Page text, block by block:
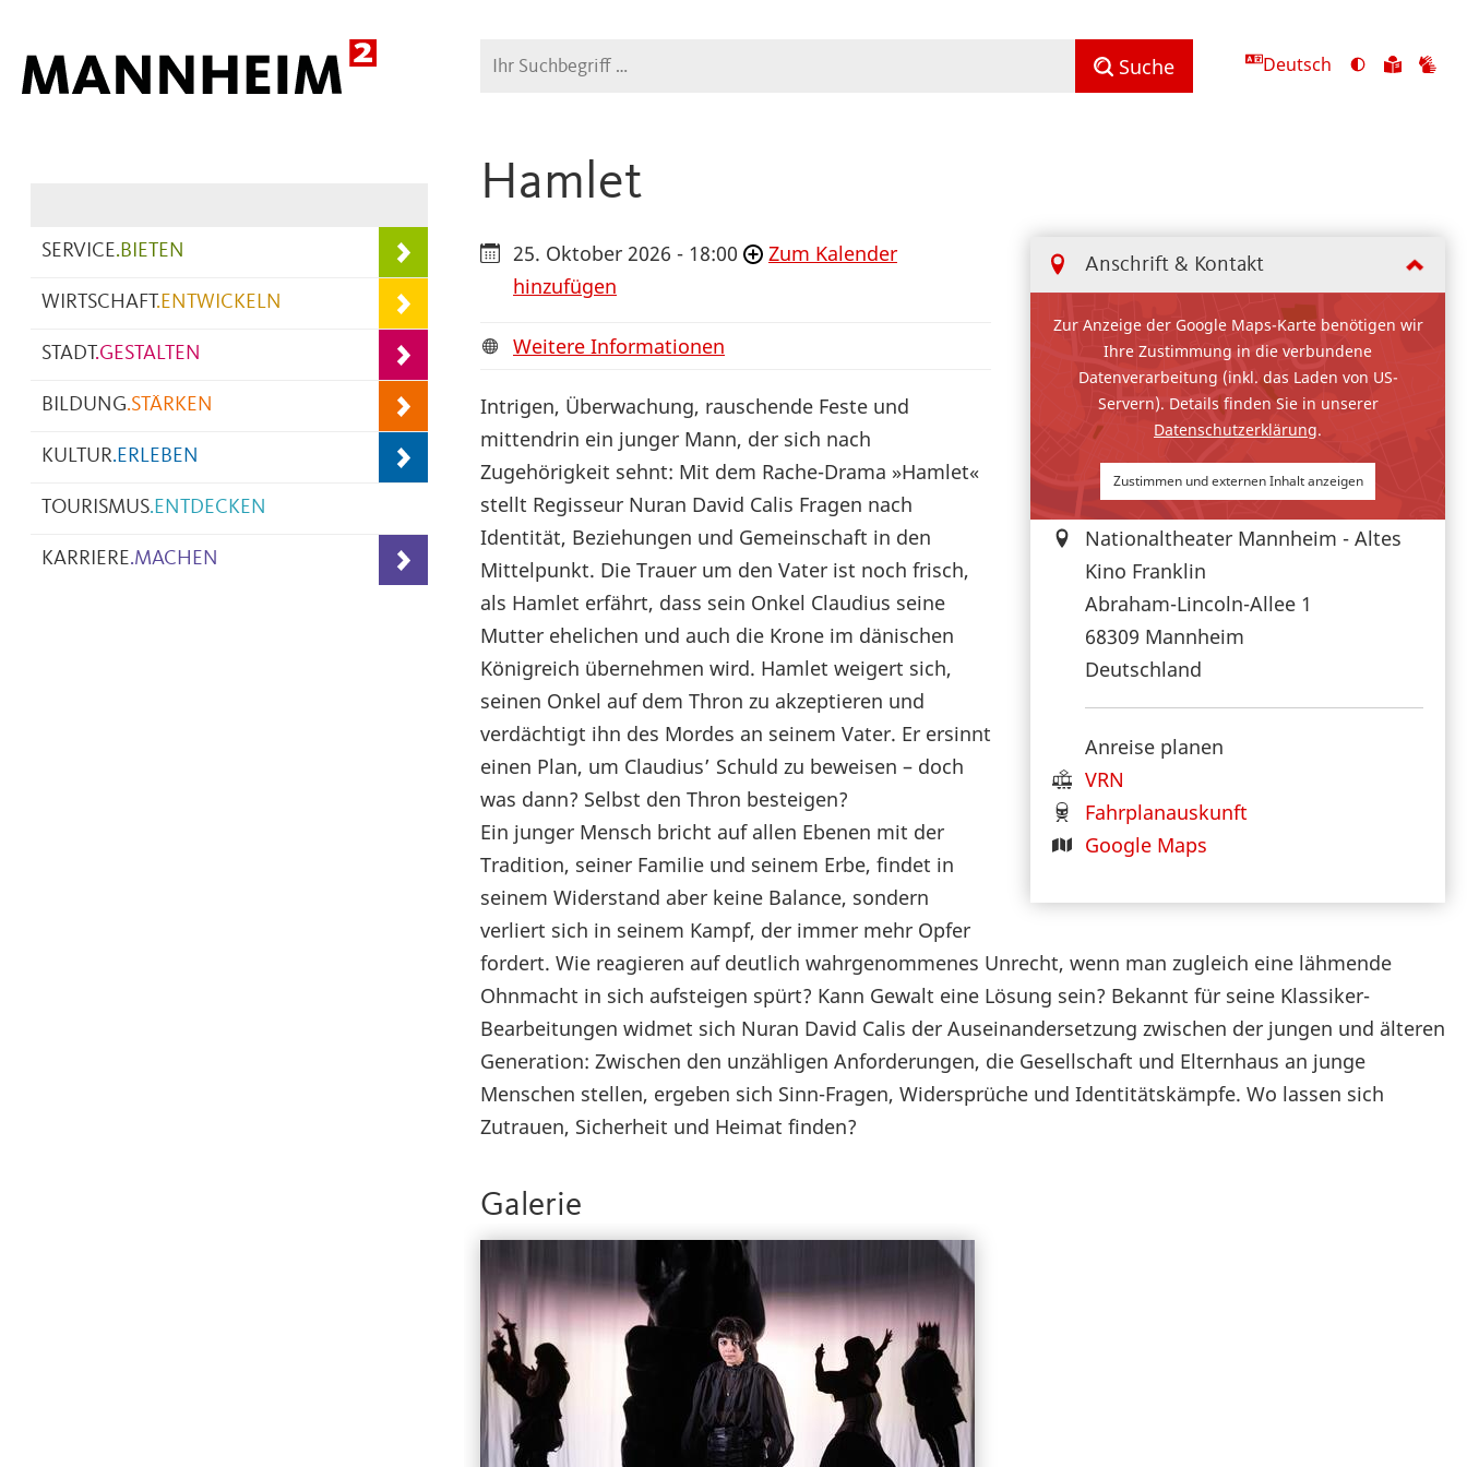
Suche Suche Deutsch
Ansicht
Zu
SERVICE.BIETEN
WIRTSCHAFT.ENTWICKELN
STADT.GESTALTEN
BILDUNG.STÄRKEN
KULTUR.ERLEBEN
TOURISMUS.ENTDECKEN
KARRIERE.MACHEN
Hamlet
Anschrift & Kontakt
Zur Anzeige der Google Maps-Karte benötigen wir
Ihre Zustimmung in die verbundene
Datenverarbeitung (inkl. das Laden von US-
Servern). Details finden Sie in unserer
Datenschutzerklärung.
Zustimmen und externen Inhalt anzeigen
Nationaltheater Mannheim - Altes
Kino Franklin
Abraham-Lincoln-Allee 1
68309 Mannheim
Deutschland
Anreise planen
VRN
Fahrplanauskunft
Google Maps
25. Oktober 2026 - 18:00
Zum Kalender
hinzufügen
Weitere Informationen
Intrigen, Überwachung, rauschende Feste und
mittendrin ein junger Mann, der sich nach
Zugehörigkeit sehnt: Mit dem Rache-Drama »Hamlet«
stellt Regisseur Nuran David Calis Fragen nach
Identität, Beziehungen und Gemeinschaft in den
Mittelpunkt. Die Trauer um den Vater ist noch frisch,
als Hamlet erfährt, dass sein Onkel Claudius seine
Mutter ehelichen und auch die Krone im dänischen
Königreich übernehmen wird. Hamlet weigert sich,
seinen Onkel auf dem Thron zu akzeptieren und
verdächtigt ihn des Mordes an seinem Vater. Er ersinnt
einen Plan, um Claudius’ Schuld zu beweisen – doch
was dann? Selbst den Thron besteigen?
Ein junger Mensch bricht auf allen Ebenen mit der
Tradition, seiner Familie und seinem Erbe, findet in
seinem Widerstand aber keine Balance, sondern
verliert sich in seinem Kampf, der immer mehr Opfer
fordert. Wie reagieren auf deutlich wahrgenommenes Unrecht, wenn man zugleich eine lähmende
Ohnmacht in sich aufsteigen spürt? Kann Gewalt eine Lösung sein? Bekannt für seine Klassiker-
Bearbeitungen widmet sich Nuran David Calis der Auseinandersetzung zwischen der jungen und älteren
Generation: Zwischen den unzähligen Anforderungen, die Gesellschaft und Elternhaus an junge
Menschen stellen, ergeben sich Sinn-Fragen, Widersprüche und Identitätskämpfe. Wo lassen sich
Zutrauen, Sicherheit und Heimat finden?
Galerie